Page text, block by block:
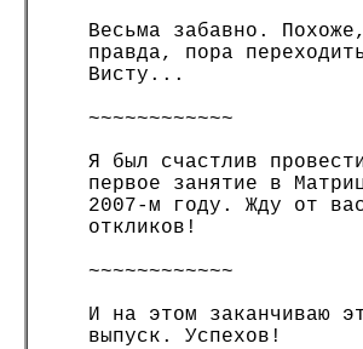
Весьма забавно. Похоже,
правда, пора
Висту...
~~~~~~~~~~~~
Я был счастлив
первое занятие в
2007-м году. Жду от
откликов!
~~~~~~~~~~~~
И на этом заканчиваю
выпуск. Успехов!